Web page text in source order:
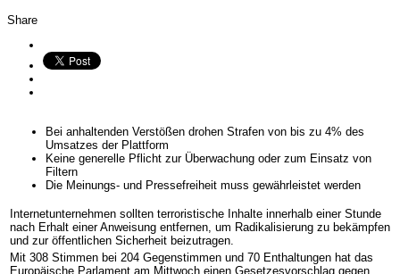
Share
Bei anhaltenden Verstößen drohen Strafen von bis zu 4% des
Umsatzes der Plattform
Keine generelle Pflicht zur Überwachung oder zum Einsatz von
Filtern
Die Meinungs- und Pressefreiheit muss gewährleistet werden
Internetunternehmen sollten terroristische Inhalte innerhalb einer Stunde
nach Erhalt einer Anweisung entfernen, um Radikalisierung zu bekämpfen
und zur öffentlichen Sicherheit beizutragen.
Mit 308 Stimmen bei 204 Gegenstimmen und 70 Enthaltungen hat das
Europäische Parlament am Mittwoch einen Gesetzesvorschlag gegen